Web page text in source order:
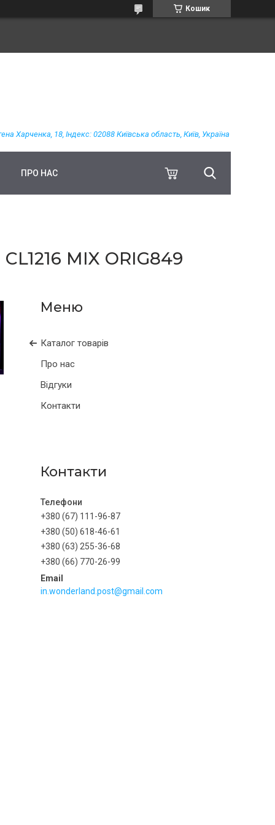
Кошик
Харченка, 18, Індекс: 02088 Київська область, Київ, Україна
ПРО НАС
MIX ORIG849
Каталог товарів
Про нас
Відгуки
Контакти
Контакти
+380 (67) 111-96-87
+380 (50) 618-46-61
+380 (63) 255-36-68
+380 (66) 770-26-99
in.wonderland.post@gmail.com